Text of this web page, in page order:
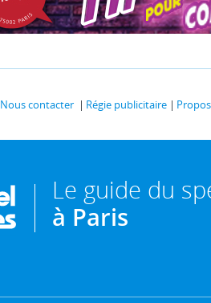
Nous contacter Régie publicitaire
Le guide du
à Paris